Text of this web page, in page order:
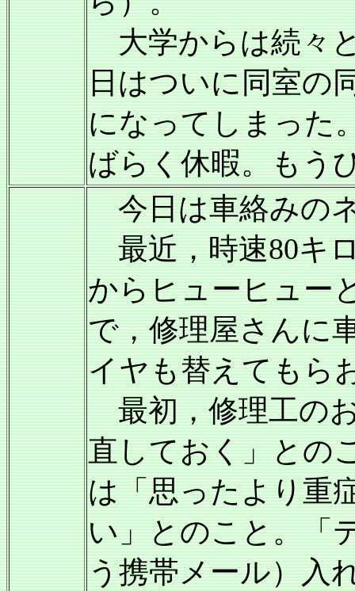
大学からは続々
日はついに同室の
になってしまった
ばらく休暇。もう
今日は車絡みの
最近，時速80キ
からヒューヒュー
で，修理屋さんに
イヤも替えてもら
最初，修理工の
直しておく」との
は「思ったより重
い」とのこと。「
う携帯メール）入